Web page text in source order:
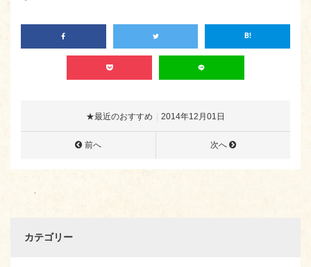
★最近のおすすめ 2014年12月01日
前へ 次へ
カテゴリー